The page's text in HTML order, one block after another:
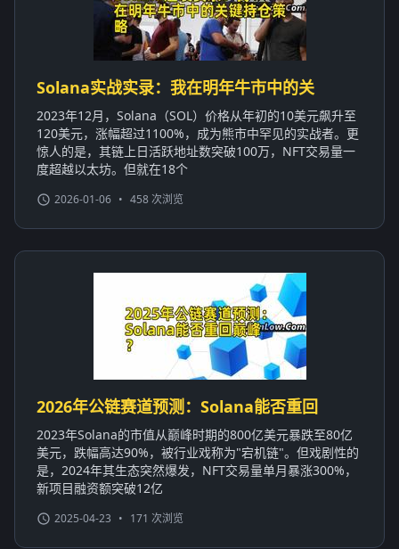
Solana实战实录：我在明年牛市中的关
2023年12月，Solana（SOL）价格从年初的10美元飙升至
120美元，涨幅超过1100%，成为熊市中罕见的实战者。更
惊人的是，其链上日活跃地址数突破100万，NFT交易量一
度超越以太坊。但就在18个
2026-01-06 • 458 次浏览
2026年公链赛道预测：Solana能否重回
2023年Solana的市值从巅峰时期的800亿美元暴跌至80亿
美元，跌幅高达90%，被行业戏称为"宕机链"。但戏剧性的
是，2024年其生态突然爆发，NFT交易量单月暴涨300%，
新项目融资额突破12亿
2025-04-23 • 171 次浏览